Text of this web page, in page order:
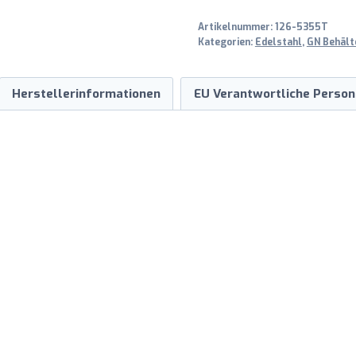
40mm
Menge
Artikelnummer:126-5355T
Kategorien: Edelstahl, GN
Herstellerinformationen EU Verantwortliche Person